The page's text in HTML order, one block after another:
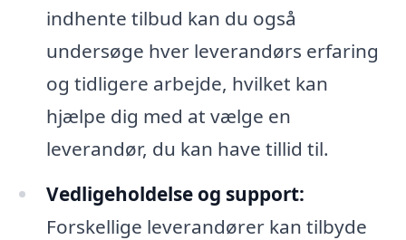
indhente tilbud kan du også
undersøge hver leverandørs erfaring
og tidligere arbejde, hvilket kan
hjælpe dig med at vælge en
leverandør, du kan have tillid til.
Vedligeholdelse og support:
Forskellige leverandører kan tilbyde